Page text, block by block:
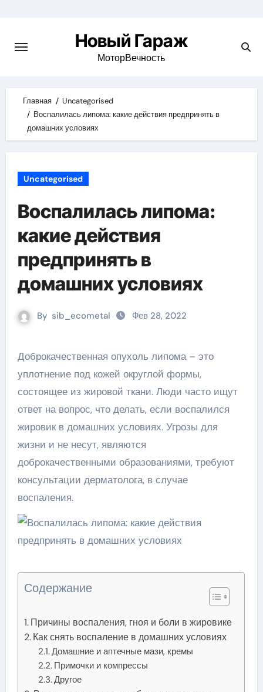
content
Новый Гараж
МоторВечность
Главная
Uncategorised
Воспалилась липома: какие действия предпринять в
домашних условиях
Uncategorised
Воспалилась липома:
какие действия
предпринять в
домашних условиях
By sib_ecometal Фев 28, 2022
Доброкачественная опухоль липома – это
уплотнение под кожей округлой формы,
состоящее из жировой ткани. Люди часто ищут
ответ на вопрос, что делать, если воспалился
жировик в домашних условиях. Угрозы для
жизни и не несут, являются
доброкачественными образованиями, требуют
консультации дерматолога, в случае
воспаления.
Содержание
Причины воспаления, гноя и боли в жировике
Как снять воспаление в домашних условиях
Домашние и аптечные мази, кремы
Примочки и компрессы
Другое